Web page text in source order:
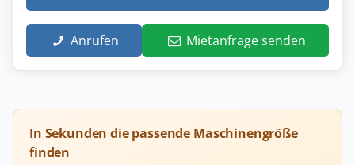
Anrufen Mietanfrage senden
In Sekunden die passende Maschinengröße
finden